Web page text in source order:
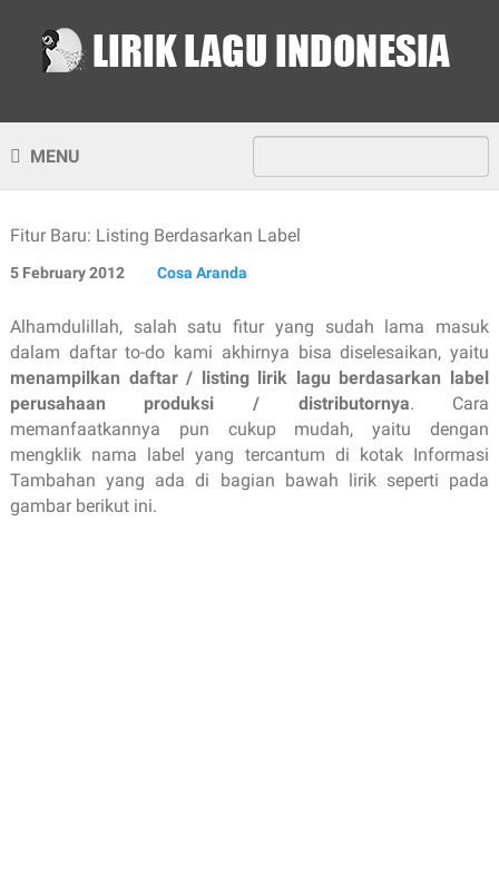
MENU
Fitur Baru: Listing Berdasarkan Label
5 February 2012 Cosa Aranda
Alhamdulillah, salah satu fitur yang sudah lama masuk
dalam daftar to-do kami akhirnya bisa diselesaikan, yaitu
menampilkan daftar / listing lirik lagu berdasarkan label
perusahaan produksi / distributornya. Cara
memanfaatkannya pun cukup mudah, yaitu dengan
mengklik nama label yang tercantum di kotak Informasi
Tambahan yang ada di bagian bawah lirik seperti pada
gambar berikut ini.